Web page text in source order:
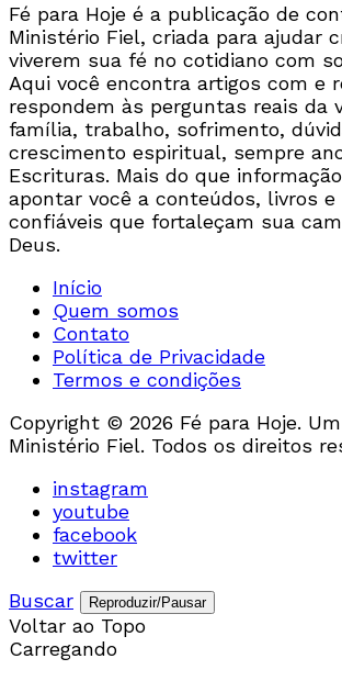
Fé para Hoje é a publicação de
Ministério Fiel, criada para ajudar
viverem sua fé no cotidiano com
Aqui você encontra artigos com e
respondem às perguntas reais da
família, trabalho, sofrimento,
crescimento espiritual, sempre
Escrituras. Mais do que
apontar você a conteúdos, livros e
confiáveis que fortaleçam sua
Deus.
Início
Quem somos
Contato
Política de Privacidade
Termos e condições
Copyright © 2026 Fé para Hoje.
Ministério Fiel. Todos os direitos
instagram
youtube
facebook
twitter
Buscar
Reproduzir/Pausar
Voltar ao Topo
Carregando